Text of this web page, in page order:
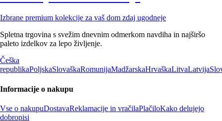
Izbrane premium kolekcije za vaš dom zdaj ugodneje
Spletna trgovina s svežim dnevnim odmerkom navdiha in najširšo
paleto izdelkov za lepo življenje.
Češka
republikaPoljskaSlovaškaRomunijaMadžarskaHrvaškaLitvaLatvija
Informacije o nakupu
Vse o nakupuDostavaReklamacije in vračilaPlačiloKako delujejo
dobropisi